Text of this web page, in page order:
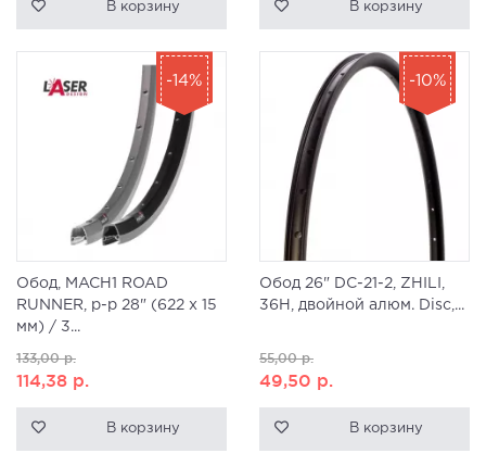
В корзину В корзину
Обод, MACH1 ROAD
RUNNER, р-р 28" (622 x 15
мм) / 3...
133,00р.
114,38 р.
В корзину
-14%
Обод 26" DC-21-2, ZHILI,
36H, двойной алюм. Disc,...
55,00р.
49,50 р.
В корзину
-10%